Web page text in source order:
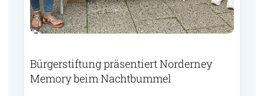
Bürgerstiftung präsentiert Norderney
Memory beim Nachtbummel